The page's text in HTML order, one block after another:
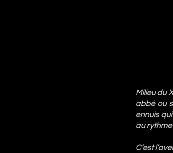
Milieu du
abbé ou
ennuis
au
C’est